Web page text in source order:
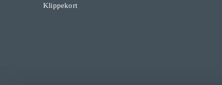
Klippekort